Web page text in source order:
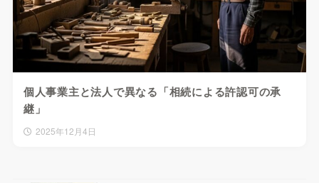
個人事業主と法人で異なる「相続による許認可の承
継」
2025年12月4日